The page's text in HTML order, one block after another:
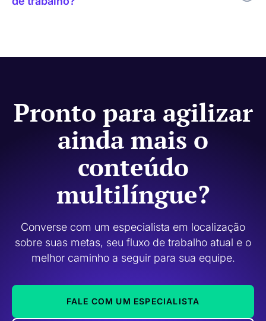
o tom e a relevância cultural são mais importantes.
Pronto para agilizar
ainda mais o
conteúdo
multilíngue?
Converse com um especialista em localização
sobre suas metas, seu fluxo de trabalho atual e o
melhor caminho a seguir para sua equipe.
FALE COM UM ESPECIALISTA